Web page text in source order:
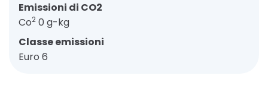
Emissioni di CO2
Co2 0 g-kg
Classe emissioni
Euro 6